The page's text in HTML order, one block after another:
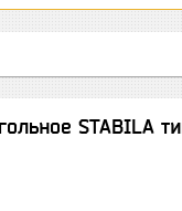
STABILA